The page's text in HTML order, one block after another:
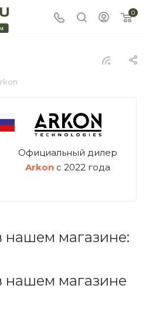
0
Официальный дилер
Arkon с 2022 года
нашем магазине:
нашем магазине